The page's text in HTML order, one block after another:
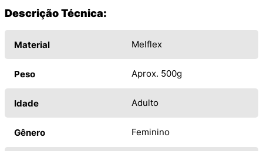
Descrição Técnica:
Material Melflex
Peso Aprox. 500g
Idade Adulto
Gênero Feminino